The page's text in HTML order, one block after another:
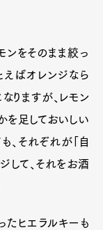
をそのまま絞っ
えばオレンジなら
りますが、レモン
を足しておいしい
、それぞれが「自
して、それをお酒
たヒエラルキーも